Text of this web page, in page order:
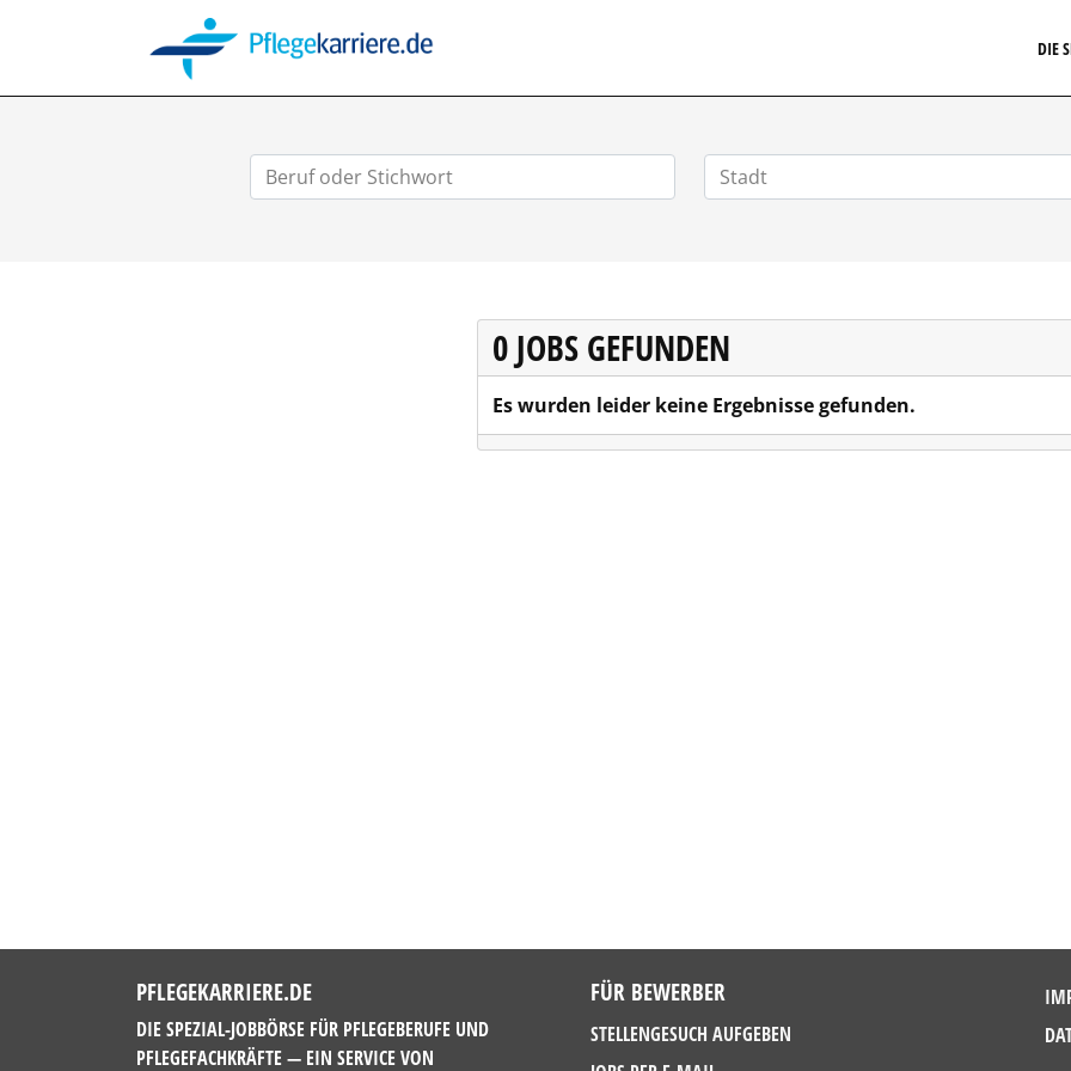
DIE
0 JOBS GEFUNDEN
Es wurden leider keine Ergebnisse gefunden.
PFLEGEKARRIERE.DE
DIE SPEZIAL-JOBBÖRSE FÜR PFLEGEBERUFE UND
PFLEGEFACHKRÄFTE — EIN SERVICE VON
FÜR BEWERBER
STELLENGESUCH AUFGEBEN